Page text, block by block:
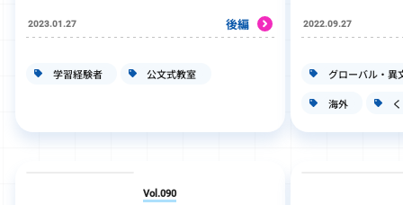
2023.01.27 後編
学習経験者 公文式教室
Vol.090
2022.09.27
グローバル・異
海外